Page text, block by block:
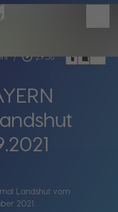
/ play_circle_outline 29:56 headphoneschrome_reader_modebookmark_border
Landshut vom
2021.